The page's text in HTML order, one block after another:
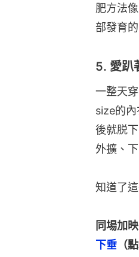
肥方法
部發育的
5. 愛趴
一整天
size的
後就脱
外擴、
知道了
同場加映
下垂 （